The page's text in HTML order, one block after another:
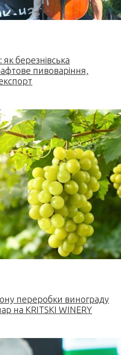
березнівська
пивоваріння,
переробки винограду
на KRITSKI WINERY